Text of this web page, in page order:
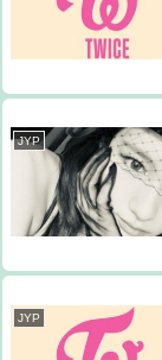
JYP
JYP